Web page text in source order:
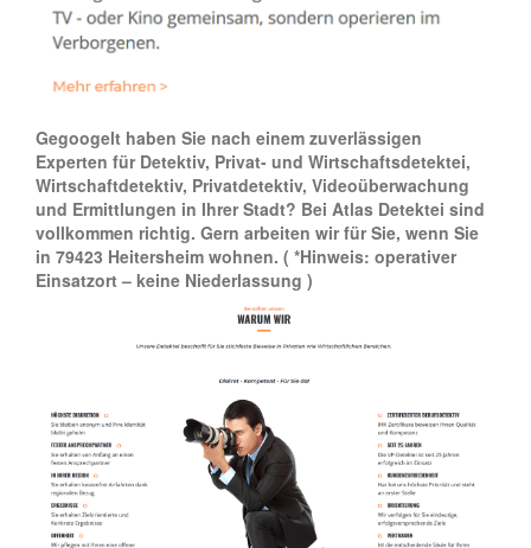
Gegoogelt haben Sie nach einem zuverlässigen
Experten für Detektiv, Privat- und Wirtschaftsdetektei,
Wirtschaftdetektiv, Privatdetektiv, Videoüberwachung
und Ermittlungen in Ihrer Stadt? Bei Atlas Detektei sind
vollkommen richtig. Gern arbeiten wir für Sie, wenn Sie
in 79423 Heitersheim wohnen. ( *Hinweis: operativer
Einsatzort – keine Niederlassung )